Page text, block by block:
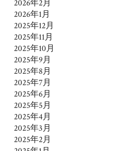
2026年2月
2026年1月
2025年12月
2025年11月
2025年10月
2025年9月
2025年8月
2025年7月
2025年6月
2025年5月
2025年4月
2025年3月
2025年2月